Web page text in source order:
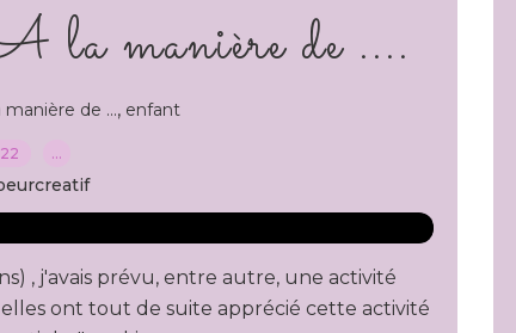
manière de ....
de ..., enfant
…
, j'avais prévu, entre autre, une activité
ont tout de suite apprécié cette activité